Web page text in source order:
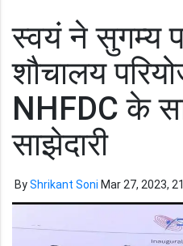
स्वयं ने सुगम्य
शौचालय
NHFDC के
साझेदारी
ByShrikant Soni Mar 27, 2023,